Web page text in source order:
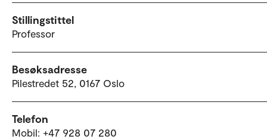
Stillingstittel
Professor
Besøksadresse
Pilestredet 52, 0167 Oslo
Telefon
Mobil: +47 928 07 280